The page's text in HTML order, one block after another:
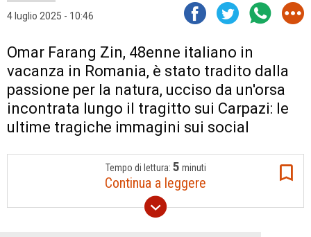
4 luglio 2025 - 10:46
Omar Farang Zin, 48enne italiano in
vacanza in Romania, è stato tradito dalla
passione per la natura, ucciso da un'orsa
incontrata lungo il tragitto sui Carpazi: le
ultime tragiche immagini sui social
Tempo di lettura: 5 minuti
Continua a leggere